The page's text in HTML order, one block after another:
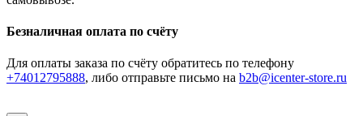
Безналичная оплата по счёту
Для оплаты заказа по счёту обратитесь по телефону
+74012795888, либо отправьте письмо на b2b@icenter-store.ru